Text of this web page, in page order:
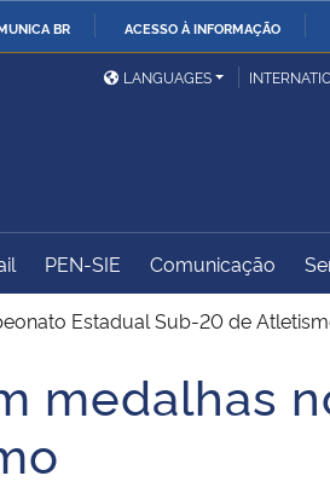
BR ACESSO À INFORMAÇÃO
Ministério das Relações
Exteriores
Controladoria-Geral da
União
Banco Central do Brasil
LANGUAGES
PEN-SIE Comunicação
Estadual Sub-20 de
medalhas